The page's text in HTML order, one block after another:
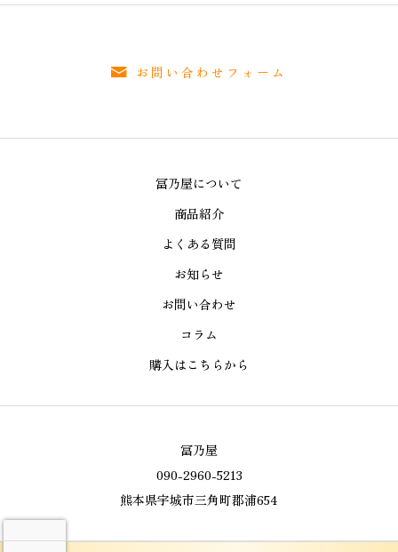
お問い合わせフォーム
冨乃屋について
商品紹介
よくある質問
お知らせ
お問い合わせ
コラム
購入はこちらから
冨乃屋
090-2960-5213
熊本県宇城市三角町郡浦654